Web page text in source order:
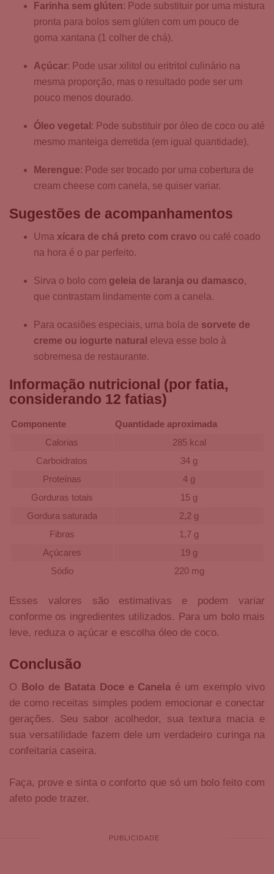
Farinha sem glúten: Pode substituir por uma mistura
pronta para bolos sem glúten com um pouco de
goma xantana (1 colher de chá).
Açúcar: Pode usar xilitol ou eritritol culinário na
mesma proporção, mas o resultado pode ser um
pouco menos dourado.
Óleo vegetal : Pode substituir por óleo de coco ou até
mesmo manteiga derretida (em igual quantidade).
Merengue: Pode ser trocado por uma cobertura de
cream cheese com canela, se quiser variar.
Sugestões de acompanhamentos
Uma xícara de chá preto com cravo ou café coado
na hora é o par perfeito.
Sirva o bolo com geleia de laranja ou damasco,
que contrastam lindamente com a canela.
Para ocasiões especiais, uma bola de sorvete de
creme ou iogurte natural eleva esse bolo à
sobremesa de restaurante.
Informação nutricional (por fatia,
considerando 12 fatias)
Componente
Quantidade aproximada
Calorias
285 kcal
Carboidratos
34 g
Proteínas
4 g
Gorduras totais
15 g
Gordura saturada
2,2 g
Fibras
1,7 g
Açúcares
19 g
Sódio
220 mg
Esses valores são estimativas e podem variar
conforme os ingredientes utilizados. Para um bolo mais
leve, reduza o açúcar e escolha óleo de coco.
Conclusão
O Bolo de Batata Doce e Canela é um exemplo vivo
de como receitas simples podem emocionar e conectar
gerações. Seu sabor acolhedor, sua textura macia e
sua versatilidade fazem dele um verdadeiro curinga na
confeitaria caseira.
Faça, prove e sinta o conforto que só um bolo feito com
afeto pode trazer.